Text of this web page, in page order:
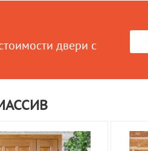
двери с